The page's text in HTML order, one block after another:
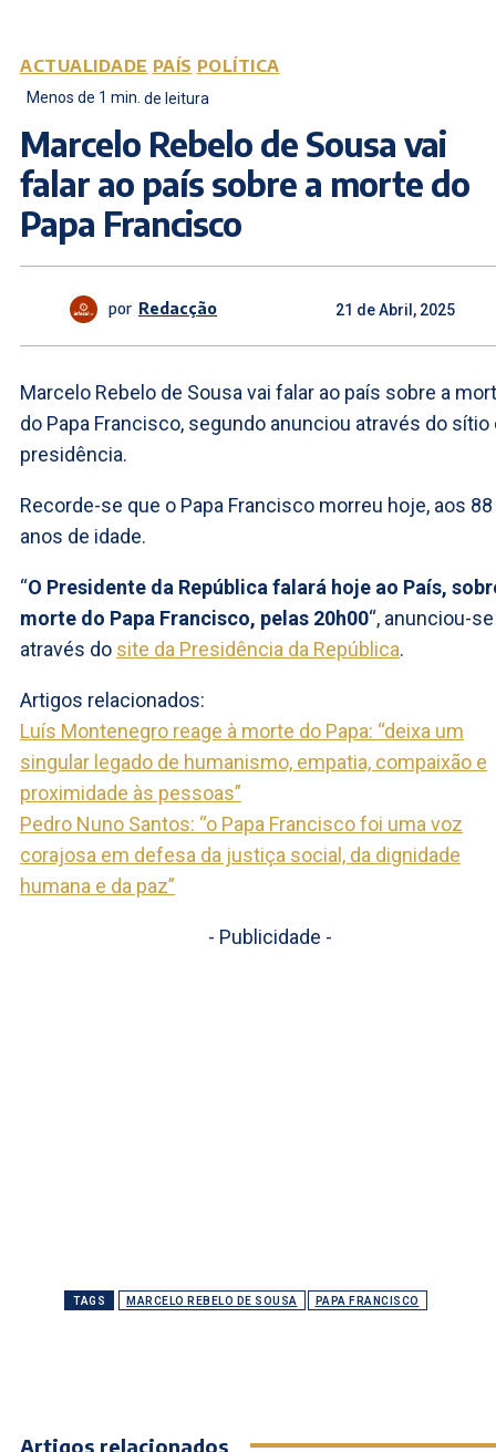
ACTUALIDADE PAÍS POLÍTICA
Menos de 1 min. de leitura
Marcelo Rebelo de Sousa vai
falar ao país sobre a morte do
Papa Francisco
por Redacção 21 de Abril, 2025
Marcelo Rebelo de Sousa vai falar ao país sobre a
do Papa Francisco, segundo anunciou através do sítio
presidência.
Recorde-se que o Papa Francisco morreu hoje, aos 88
anos de idade.
“O Presidente da República falará hoje ao País,
morte do Papa Francisco, pelas 20h00“, anunciou-se
através do site da Presidência da República.
Artigos relacionados:
Luís Montenegro reage à morte do Papa: “deixa um
singular legado de humanismo, empatia, compaixão e
proximidade às pessoas”
Pedro Nuno Santos: “o Papa Francisco foi uma voz
corajosa em defesa da justiça social, da dignidade
humana e da paz”
- Publicidade -
TAGS MARCELO REBELO DE SOUSA PAPA FRANCISCO
Artigos relacionados